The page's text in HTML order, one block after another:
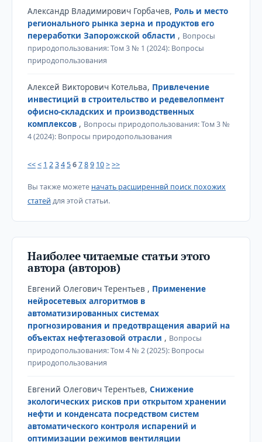
Александр Владимирович Горбачев, Роль и место
регионального рынка зерна и продуктов его
переработки Запорожской области , Вопросы
природопользования: Том 3 № 1 (2024): Вопросы
природопользования
Алексей Викторович Котельва, Привлечение
инвестиций в строительство и редевелопмент
офисно-складских и производственных
комплексов , Вопросы природопользования: Том 3 №
4 (2024): Вопросы природопользования
<<< 1 23456789 10>>>
Вы также можете начать расширеннвй поиск похожих
статей для этой статьи.
Наиболее читаемые статьи этого
автора (авторов)
Евгений Олегович Терентьев , Применение
нейросетевых алгоритмов в
автоматизированных системах
прогнозирования и предотвращения аварий на
объектах нефтегазовой отрасли , Вопросы
природопользования: Том 4 № 2 (2025): Вопросы
природопользования
Евгений Олегович Терентьев, Снижение
экологических рисков при открытом хранении
нефти и конденсата посредством систем
автоматического контроля испарений и
оптимизации режимов вентиляции